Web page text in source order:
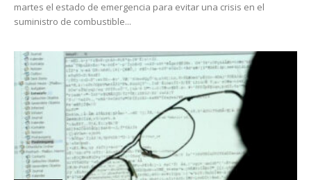
martes el estado de emergencia para evitar una crisis en el
suministro de combustible...